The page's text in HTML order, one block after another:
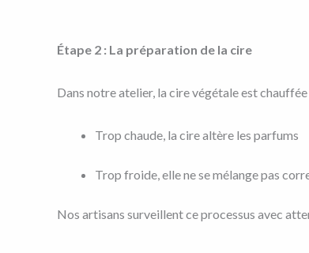
Étape 2 : La préparation de la cire
Dans notre atelier, la cire végétale est
Trop chaude, la cire altère les parfums
Trop froide, elle ne se mélange pas
Nos artisans surveillent ce processus avec